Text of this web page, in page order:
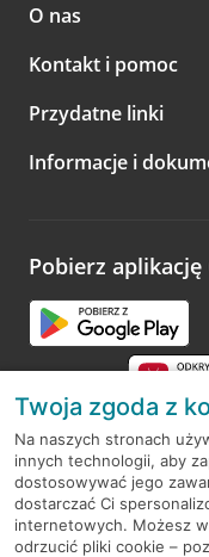
O nas
Kontakt i pomoc
Przydatne linki
Informacje i
Pobierz aplikację
RODO
Regulamin serwisu
Twoja zgoda z
Na naszych stronach
innych technologii, aby
dostosowywać jego
dostarczać Ci
internetowych. Możesz
odrzucić pliki cookie –